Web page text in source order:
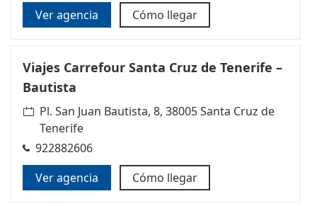
Ver agencia
Cómo llegar
Viajes Carrefour Santa Cruz de Tenerife –
Bautista
Pl. San Juan Bautista, 8, 38005 Santa Cruz de
Tenerife
922882606
Ver agencia
Cómo llegar